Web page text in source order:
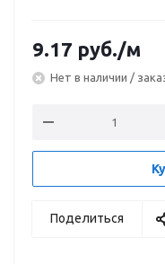
9.17 руб./м
Нет в наличии /
Поделиться